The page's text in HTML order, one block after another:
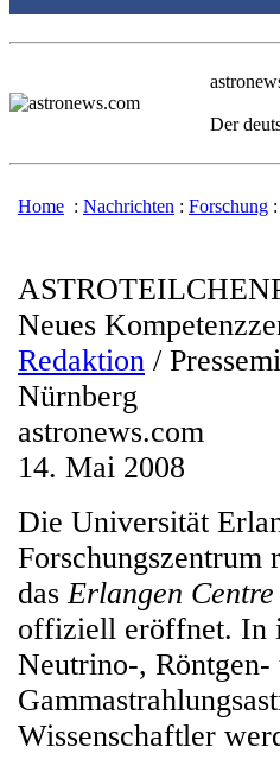
Der
Home : Nachrichten : Forschung :
Neues
Redaktion /
Nürnberg
astronews.com
14. Mai 2008
Die Universität
dasErlangen
offiziell eröffnet. In
Neutrino-, Röntgen-
Wissenschaftler